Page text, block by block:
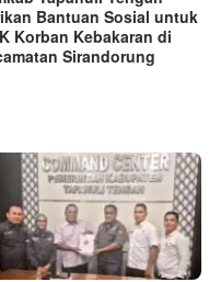
Bantuan Sosial untuk
Korban Kebakaran di
Sirandorung